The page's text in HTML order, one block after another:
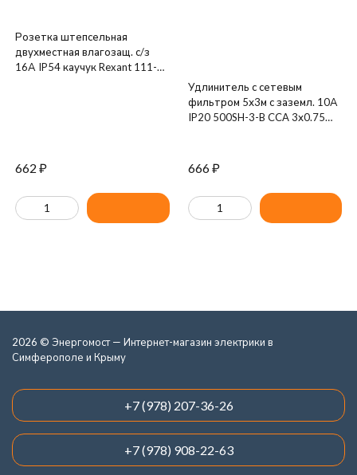
Розетка штепсельная
двухместная влагозащ. с/з
16А IP54 каучук Rexant 111-
662 ₽
Удлинитель с сетевым
фильтром 5х3м с заземл. 10А
IP20 500SH-3-B CCA 3х0.75
666₽
2026 © Энергомост — Интернет-магазин электрики в
Симферополе и Крыму
+7 (978) 207-36-26
+7 (978) 908-22-63